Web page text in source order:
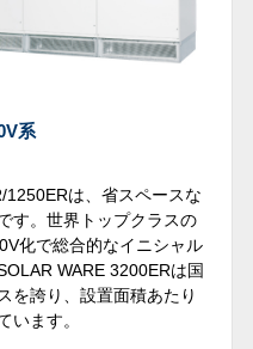
系
は、省スペースな
す。世界トップクラスの
化で総合的なイニシャル
WARE 3200ERは国
を誇り、設置面積あたり
います。